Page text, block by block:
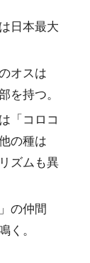
日本最大
オスは
を持つ。
「コロコ
の種は
ズムも異
の仲間
く。